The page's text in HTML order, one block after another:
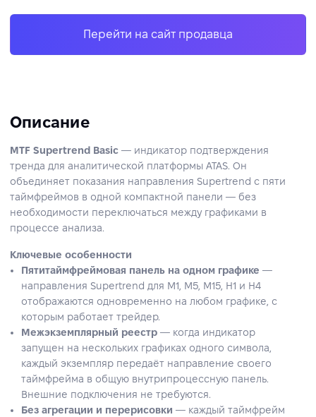
Перейти на сайт продавца
Описание
MTF Supertrend Basic — индикатор подтверждения
тренда для аналитической платформы ATAS. Он
объединяет показания направления Supertrend с пяти
таймфреймов в одной компактной панели — без
необходимости переключаться между графиками в
процессе анализа.
Ключевые особенности
Пятитаймфреймовая панель на одном графике —
направления Supertrend для M1, M5, M15, H1 и H4
отображаются одновременно на любом графике, с
которым работает трейдер.
Межэкземплярный реестр — когда индикатор
запущен на нескольких графиках одного символа,
каждый экземпляр передаёт направление своего
таймфрейма в общую внутрипроцессную панель.
Внешние подключения не требуются.
Без агрегации и перерисовки — каждый таймфрейм